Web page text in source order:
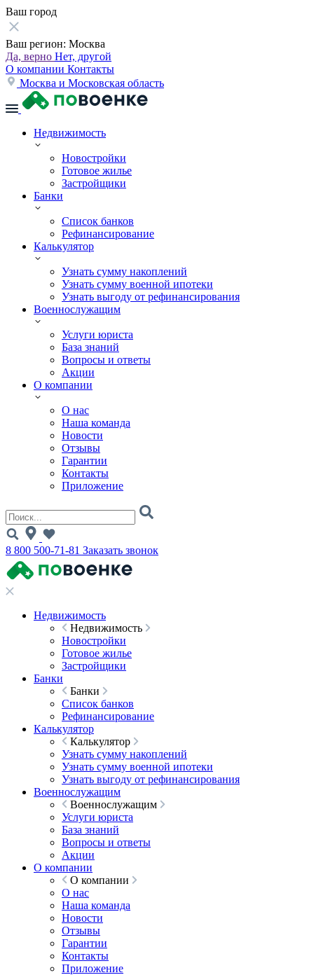
Ваш город
Ваш регион: Москва
Да, верно Нет, другой
О компании Контакты
Москва и Московская область
Недвижимость
Новостройки
Готовое жилье
Застройщики
Банки
Список банков
Рефинансирование
Калькулятор
Узнать сумму накоплений
Узнать сумму военной ипотеки
Узнать выгоду от рефинансирования
Военнослужащим
Услуги юриста
База знаний
Вопросы и ответы
Акции
О компании
О нас
Наша команда
Новости
Отзывы
Гарантии
Контакты
Приложение
8 800 500-71-81 Заказать звонок
Недвижимость
Недвижимость
Новостройки
Готовое жилье
Застройщики
Банки
Банки
Список банков
Рефинансирование
Калькулятор
Калькулятор
Узнать сумму накоплений
Узнать сумму военной ипотеки
Узнать выгоду от рефинансирования
Военнослужащим
Военнослужащим
Услуги юриста
База знаний
Вопросы и ответы
Акции
О компании
О компании
О нас
Наша команда
Новости
Отзывы
Гарантии
Контакты
Приложение